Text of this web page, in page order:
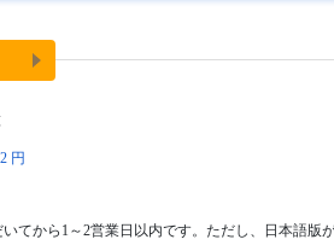
円
てから1～2営業日以内です。ただし、日本語版